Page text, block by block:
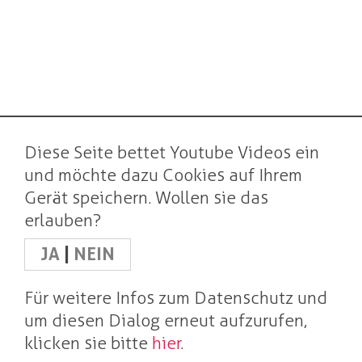
Diese Seite bettet Youtube Videos ein
und möchte dazu Cookies auf Ihrem
Gerät speichern. Wollen sie das
erlauben?
JA
NEIN
Für weitere Infos zum Datenschutz und
um diesen Dialog erneut aufzurufen,
klicken sie bitte hier.